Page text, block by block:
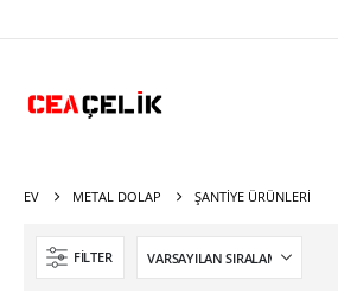
EV METAL DOLAP ŞANTIYE ÜRÜNLERI
FILTER